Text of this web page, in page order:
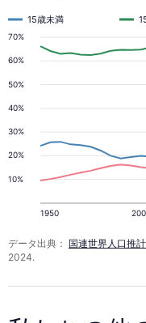
10%
20%
30%
40%
50%
60%
70%
1950
15歳未満
データ出典： 国連世界人口推
2024.